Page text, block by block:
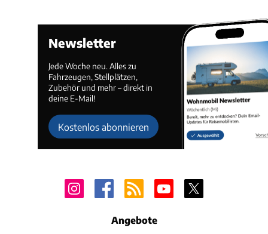
Newsletter
Jede Woche neu. Alles zu
Fahrzeugen, Stellplätzen,
Zubehör und mehr – direkt in
deine E-Mail!
Kostenlos abonnieren
Angebote